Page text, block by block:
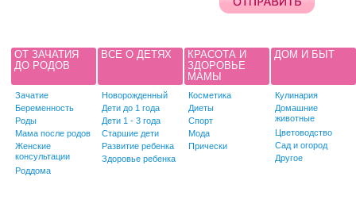
ОТ ЗАЧАТИЯ
ДО РОДОВ
Зачатие
Беременность
Роды
Мама после родов
Женские
консультации
Роддома
ВСЕ О ДЕТЯХ
Новорожденный
Дети до 1 года
Дети 1 - 3 года
Старшие дети
Развитие ребенка
Здоровье ребенка
КРАСОТА И
ЗДОРОВЬЕ
МАМЫ
Косметика
Диеты
Спорт
Мода
Прически
ДОМ И БЫТ
Кулинария
Домашние
животные
Цветоводство
Сад и огород
Другое